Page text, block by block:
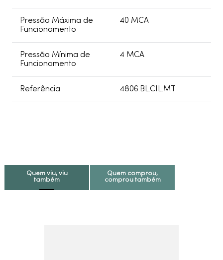
Pressão Máxima de
Funcionamento
40 MCA
Pressão Mínima de
Funcionamento
4 MCA
Referência 4806.BL.CIL.MT
Quem viu, viu
também
Quem comprou,
comprou também